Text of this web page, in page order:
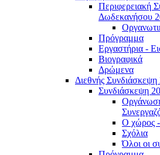
Περιφερειακή
Δωδεκανήσου
Πρόγραμμα
Εργαστήρια -
Βιογραφικά
Δρώμενα
Διεθνής
Συνδιάσκεψη
Ο χώρος
Σχόλια
Όλοι οι